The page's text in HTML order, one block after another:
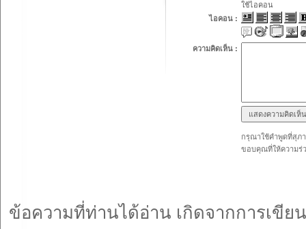
ไอคอน :
ใช้ไอคอน
ความคิดเห็น :
กรุณาใช้คำพูดที่สุภ
ขอบคุณที่ให้ความร่
ข้อความที่ท่านได้อ่าน เกิดจากการเขี